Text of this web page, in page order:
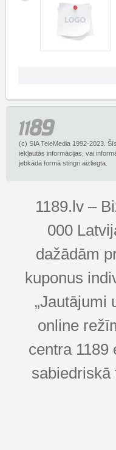
(c) SIA TeleMedia 1992-2023.
iekļautās informācijas, vai
jebkādā formā stingri aizliegta.
1189.lv –
000
dažādām
kuponus
„Jautājumi
online
centra 1189
sabiedriskā